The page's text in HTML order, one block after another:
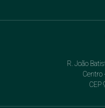
R. João
Centro
CEP